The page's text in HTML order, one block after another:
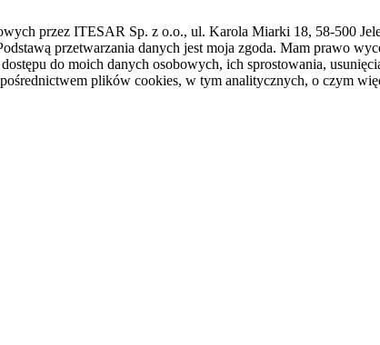
przez ITESAR Sp. z o.o., ul. Karola Miarki 18, 58-500
przetwarzania danych jest moja zgoda. Mam prawo
do moich danych osobowych, ich sprostowania,
plików cookies, w tym analitycznych, o czym